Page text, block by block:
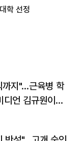
학 선정
까지"…근육병 학
언 김규원이었